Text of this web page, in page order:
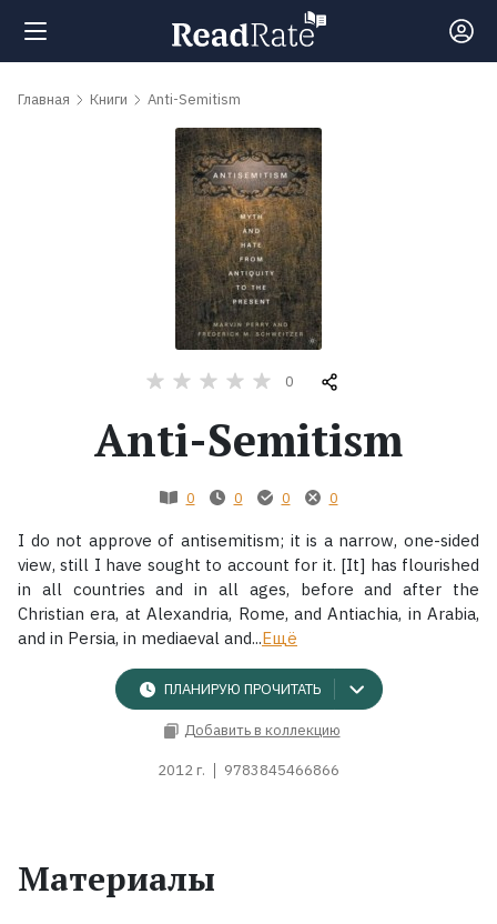
Поиск
Жанры
Серии
Экранизации
Главная Книги Anti-Semitism
0
Anti-Semitism
0 0 0 0
I do not approve of antisemitism; it is a narrow, one-sided
view, still I have sought to account for it. [It] has flourished
in all countries and in all ages, before and after the
Christian era, at Alexandria, Rome, and Antiachia, in Arabia,
and in Persia, in mediaeval and...Ещё
ПЛАНИРУЮ ПРОЧИТАТЬ
Добавить в коллекцию
2012 г. 9783845466866
Материалы